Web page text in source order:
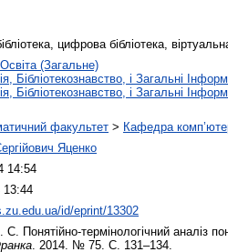
цифрова бібліотека,
(Загальне)
Бібліотекознавство, і Загальні
Бібліотекознавство, і Загальні
факультет > Кафедра
Яценко
14:54
13:44
id/eprint/13302
С. Понятійно-термінологічний аналіз
. 2014. № 75. С. 131–134.